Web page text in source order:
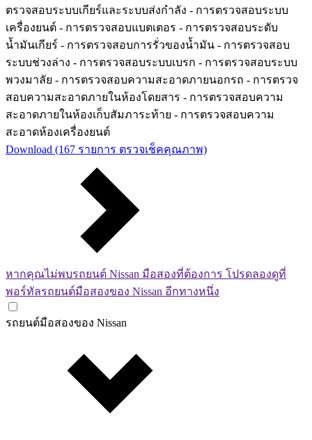
ตรวจสอบระบบเกียร์และระบบส่งกำลัง - การตรวจสอบระบบ
เครื่องยนต์ - การตรวจสอบแบตเตอร - การตรวจสอบระดับ
น้ำมันเกียร์ - การตรวจสอบการรั่วของน้ำมัน - การตรวจสอบ
ระบบช่วงล่าง - การตรวจสอบระบบเบรก - การตรวจสอบระบบ
พวงมาลัย - การตรวจสอบความสะอาดภายนอกรถ - การตรวจ
สอบความสะอาดภายในห้องโดยสาร - การตรวจสอบความ
สะอาดภายในห้องเก็บสัมภาระท้าย - การตรวจสอบความ
สะอาดห้องเครื่องยนต์
Download (167 รายการ ตรวจเช็คคุณภาพ)
หากคุณไม่พบรถยนต์ Nissan มือสองที่ต้องการ โปรดลองดูที่
พอร์ทัลรถยนต์มือสองของ Nissan อีกทางหนึ่ง
รถยนต์มือสองของ Nissan